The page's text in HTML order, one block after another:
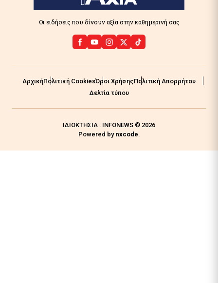
Οι ειδήσεις που δίνουν αξία στην καθημερινή σας
ΑρχικήΠολιτική CookiesΌροι ΧρήσηςΠολιτική Απορρήτου
Δελτία τύπου
ΙΔΙΟΚΤΗΣΙΑ : INFONEWS © 2026
Powered by nxcode.